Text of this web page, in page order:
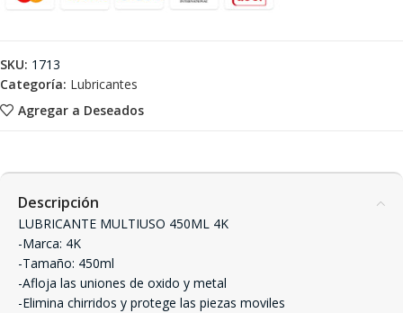
Agregar a Deseados
SKU: 1713
Categoría: Lubricantes
Descripción
LUBRICANTE MULTIUSO 450ML 4K
-Marca: 4K
-Tamaño: 450ml
-Afloja las uniones de oxido y metal
-Elimina chirridos y protege las piezas moviles